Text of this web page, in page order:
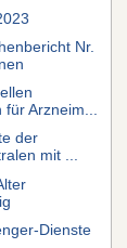
Nr.
für Arzneim...
der
mit ...
Dienste